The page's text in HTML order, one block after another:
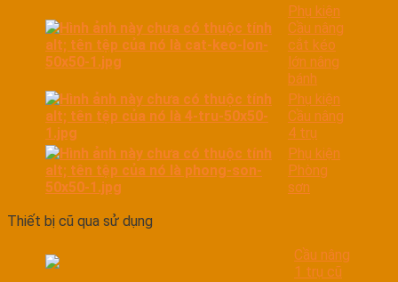
Phụ kiện
Cầu nâng
cắt kéo
lớn nâng
bánh
Phụ kiện
Cầu nâng
4 trụ
Phụ kiện
Phòng
sơn
Thiết bị cũ qua sử dụng
Cầu nâng
1 trụ cũ